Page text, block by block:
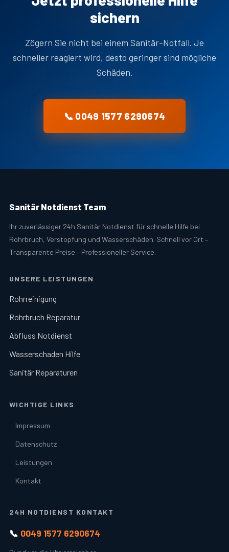
sichern
Zögern Sie nicht bei einem Sanitär-Notfall. Je
schneller reagiert wird, desto geringer sind mögliche
Schäden.
📞 0049 1577 6290674
Sanitär Notdienst Team
Ihr zuverlässiger 24h Sanitär Notdienst für schnelle Hilfe bei
Rohrbruch, Verstopfung und Wasserschäden. Schnell vor Ort –
Transparente Preise – Professioneller Service.
UNSERE LEISTUNGEN
Rohrreinigung
Rohrbruch Reparatur
Abfluss Notdienst
Wasserschaden Hilfe
Sanitär Reparaturen
WICHTIGE LINKS
Impressum
Datenschutz
Leistungen
Kontakt
24H NOTDIENST KONTAKT
📞 0049 1577 6290674